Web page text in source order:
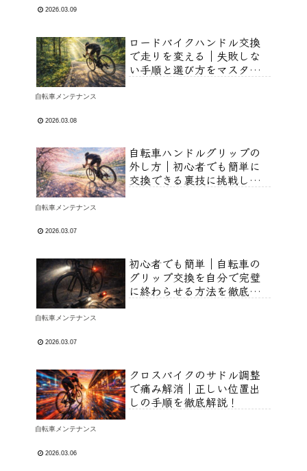
2026.03.09
自転車メンテナンス
ロードバイクハンドル交換
で走りを変える｜失敗しな
い手順と選び方をマスター
2026.03.08
自転車メンテナンス
自転車ハンドルグリップの
外し方｜初心者でも簡単に
交換できる裏技に挑戦しよ
2026.03.07
自転車メンテナンス
初心者でも簡単｜自転車の
グリップ交換を自分で完璧
に終わらせる方法を徹底解
2026.03.07
自転車メンテナンス
クロスバイクのサドル調整
で痛み解消｜正しい位置出
しの手順を徹底解説！
2026.03.06